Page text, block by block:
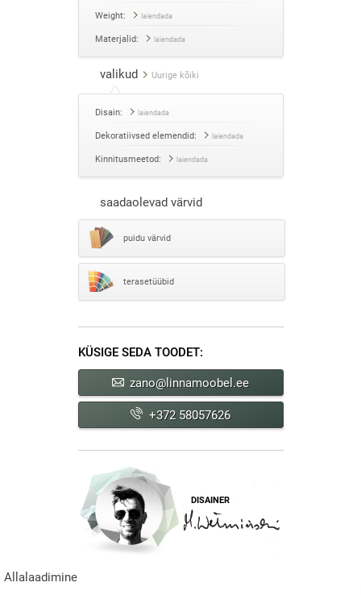
Weight: laiendada
Materjalid: laiendada
valikud Uurige kõiki
Disain: laiendada
Dekoratiivsed elemendid: laiendada
Kinnitusmeetod: laiendada
saadaolevad värvid
puidu värvid
terasetüübid
KÜSIGE SEDA TOODET:
zano@linnamoobel.ee
+372 58057626
DISAINER
Allalaadimine